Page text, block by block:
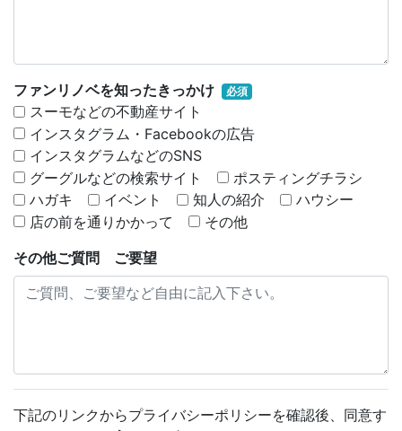
ファンリノベを知ったきっかけ 必須
スーモなどの不動産サイト
インスタグラム・Facebookの広告
インスタグラムなどのSNS
グーグルなどの検索サイト
ポスティングチラシ
ハガキ
イベント 知人の紹介
ハウシー
店の前を通りかかって
その他
その他ご質問 ご要望
下記のリンクからプライバシーポリシーを確認後、同意す